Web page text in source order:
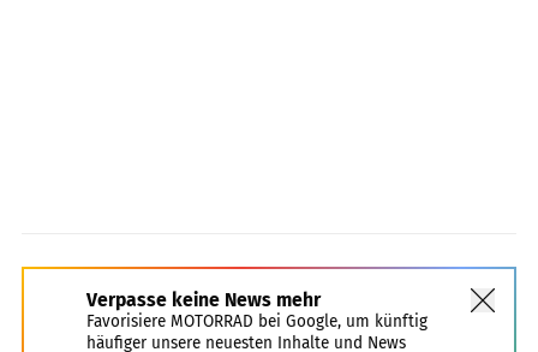
Verpasse keine News mehr
Favorisiere MOTORRAD bei Google, um künftig
häufiger unsere neuesten Inhalte und News